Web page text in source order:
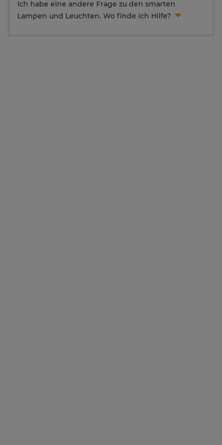
Ich habe eine andere Frage zu den smarten
Lampen und Leuchten. Wo finde ich Hilfe?